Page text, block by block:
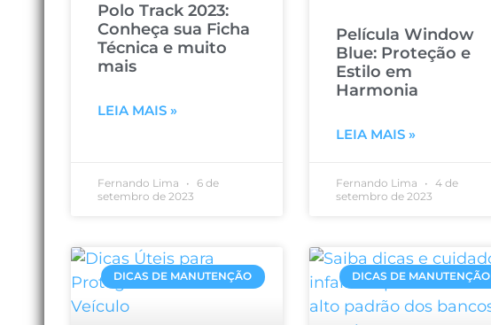
Polo Track 2023:
Conheça sua Ficha
Técnica e muito
mais
LEIA MAIS »
Fernando Lima
6 de
setembro de 2023
Película Window
Blue: Proteção e
Estilo em
Harmonia
LEIA MAIS »
Fernando Lima
4 de
setembro de 2023
DICAS DE MANUTENÇÃO DICAS DE MANUTENÇÃO